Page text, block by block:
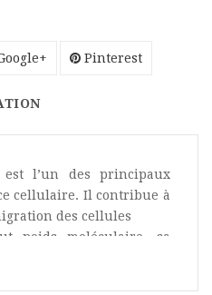
Pinterest
est l’un des principaux
cellulaire. Il contribue à
des cellules
poids moléculaire, sa